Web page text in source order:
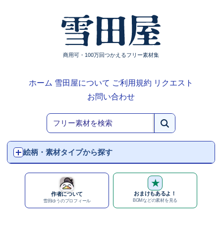
商用可・100万回つかえるフリー素材集
ホーム 雪田屋について ご利用規約 リクエスト
お問い合わせ
絵柄・素材タイプから探す
作者について
雪田ゆうのプロフィール
★
おまけもあるよ！
BGMなどの素材を見る